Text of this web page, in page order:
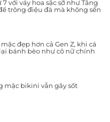
với váy hoa sặc sỡ như Tăng
trông điệu đà mà không sến
đẹp hơn cả Gen Z, khi cá
bánh bèo như cô nữ chính
mặc bikini vẫn gây sốt